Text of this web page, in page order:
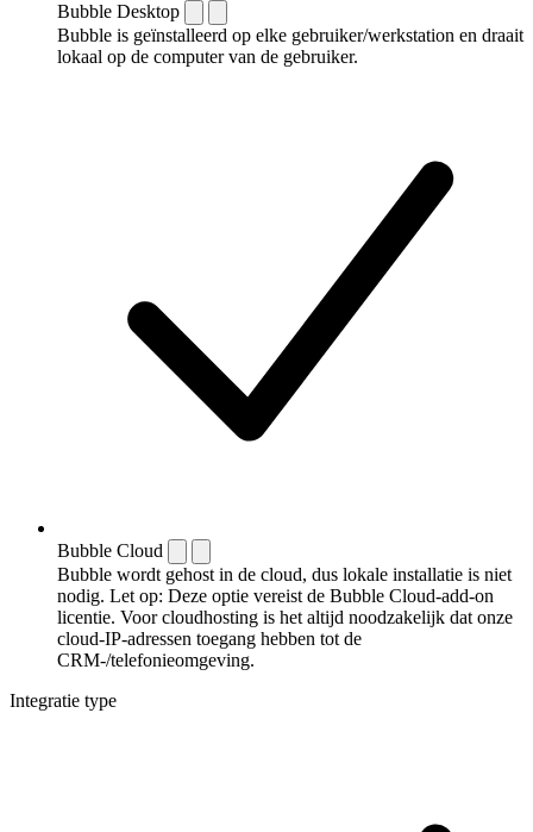
Bubble Desktop
Bubble is geïnstalleerd op elke gebruiker/werkstation en draait
lokaal op de computer van de gebruiker.
Bubble Cloud
Bubble wordt gehost in de cloud, dus lokale installatie is niet
nodig. Let op: Deze optie vereist de Bubble Cloud-add-on
licentie. Voor cloudhosting is het altijd noodzakelijk dat onze
cloud-IP-adressen toegang hebben tot de
CRM-/telefonieomgeving.
Integratie type